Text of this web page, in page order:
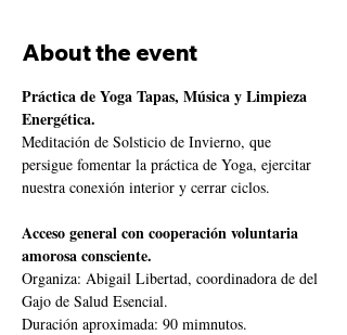
About the event
Práctica de Yoga Tapas, Música y Limpieza
Energética.
Meditación de Solsticio de Invierno, que
persigue fomentar la práctica de Yoga, ejercitar
nuestra conexión interior y cerrar ciclos.
Acceso general con cooperación voluntaria
amorosa consciente.
Organiza: Abigail Libertad, coordinadora de del
Gajo de Salud Esencial.
Duración aproximada: 90 mimnutos.